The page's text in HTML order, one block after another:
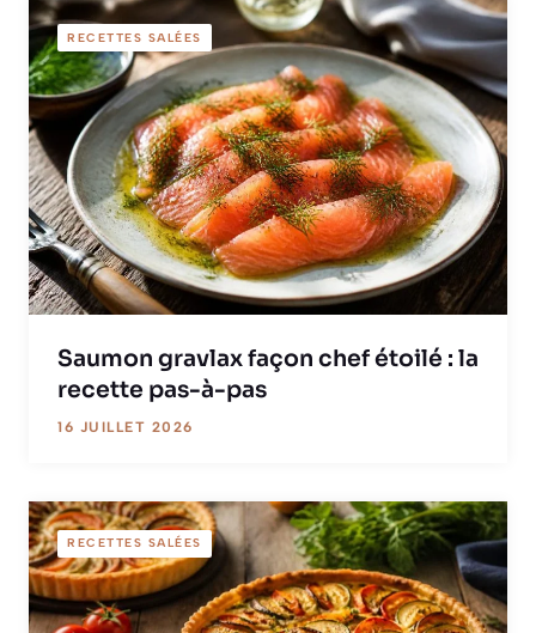
RECETTES SALÉES
Saumon gravlax façon chef étoilé : la
recette pas-à-pas
16 JUILLET 2026
RECETTES SALÉES